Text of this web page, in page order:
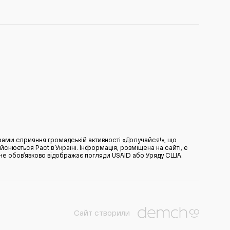
сприяння громадській активності «Долучайся!», що
Pact в Україні. Інформація, розміщена на сайті, є
обов’язково відображає погляди USAID або Уряду США.
Сайт створили